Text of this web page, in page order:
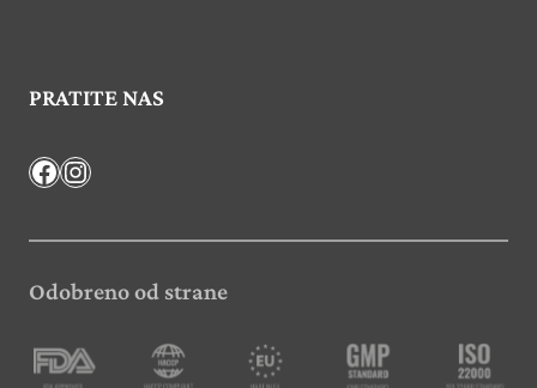
PRATITE NAS
Facebook
Instagram
Odobreno od strane